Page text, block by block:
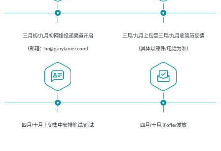
三月初/九月初网络投递渠道开启
（邮箱：hr@garylanier.com）
三月/九月上旬至三月/九月底简历反馈
（具体以邮件/电话为准）
四月/十月上旬集中安排笔试/面试 四月/十月底offer发放